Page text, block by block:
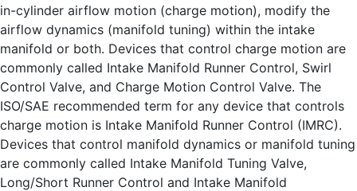
in-cylinder airflow motion (charge motion), modify the
airflow dynamics (manifold tuning) within the intake
manifold or both. Devices that control charge motion are
commonly called Intake Manifold Runner Control, Swirl
Control Valve, and Charge Motion Control Valve. The
ISO/SAE recommended term for any device that controls
charge motion is Intake Manifold Runner Control (IMRC).
Devices that control manifold dynamics or manifold tuning
are commonly called Intake Manifold Tuning Valve,
Long/Short Runner Control and Intake Manifold